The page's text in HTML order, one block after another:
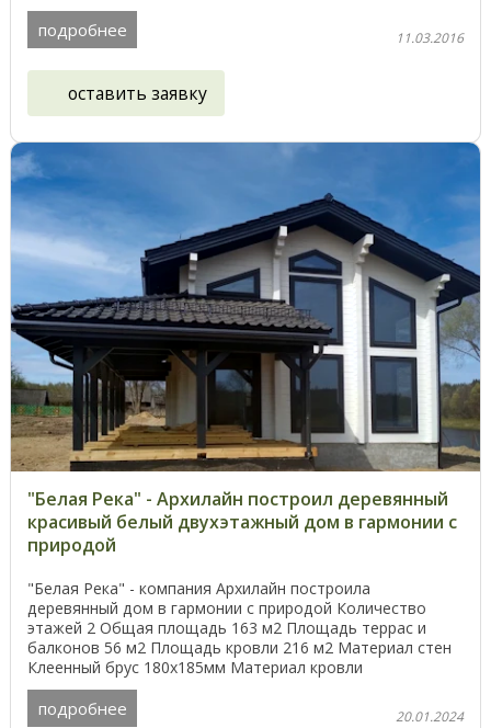
подробнее 11.03.2016
оставить заявку
"Белая Река" - Архилайн построил деревянный
красивый белый двухэтажный дом в гармонии с
природой
"Белая Река" - компания Архилайн построила
деревянный дом в гармонии с природой Количество
этажей 2 Общая площадь 163 м2 Площадь террас и
балконов 56 м2 Площадь кровли 216 м2 Материал стен
Клеенный брус 180х185мм Материал кровли
Керамическая ...
подробнее 20.01.2024